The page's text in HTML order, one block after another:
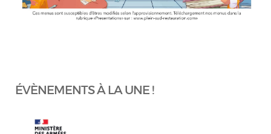
ÉVÈNEMENTS À LA UNE !